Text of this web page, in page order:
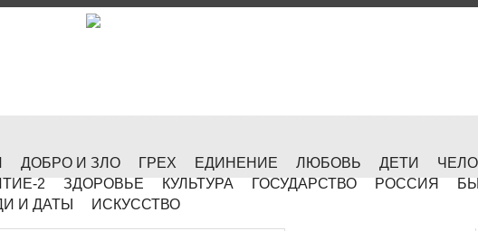
ДОБРО И ЗЛО ГРЕХ ЕДИНЕНИЕ ЛЮБОВЬ ДЕТИ
2 ЗДОРОВЬЕ КУЛЬТУРА ГОСУДАРСТВО РОССИЯ
И ДАТЫ ИСКУССТВО